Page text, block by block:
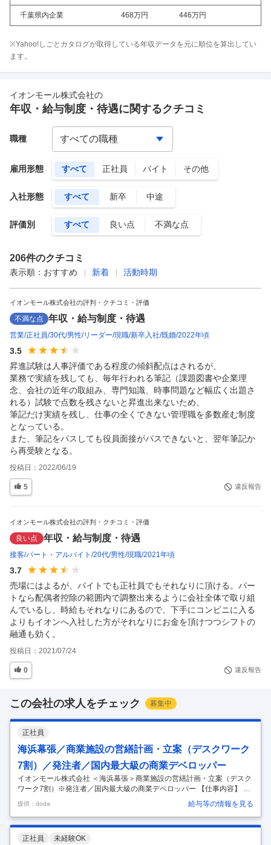
千葉県内企業 468万円 446万円
※Yahoo!しごとカタログが取得している年収データを元に順位を算出してい
ます。
イオンモール株式会社の
年収・給与制度・待遇に関するクチコミ
雇用形態 すべて 正社員 バイト その他
入社形態 すべて 新卒 中途
評価別 すべて 良い点 不満な点
職種
206件のクチコミ
表示順： おすすめ 新着 活動時期
イオンモール株式会社の評判・クチコミ・評価
不満な点 年収・給与制度・待遇
営業 正社員 30代 男性 リーダー 現職 新卒入社 既婚 2022年頃
3.5
昇進試験は人事評価である程度の傾斜配点はされるが、
業務で実績を残しても、毎年行われる筆記（課題図書や企業理
念、会社の近年の取組み、専門知識、時事問題など幅広く出題さ
れる）試験で点数を残さないと昇進出来ないため、
筆記だけ実績を残し、仕事の全くできない管理職を多数産む制度
となっている。
また、筆記をパスしても役員面接がパスできないと、翌年筆記か
ら再受験となる。
投稿日： 2022/06/19
5 違反報告
イオンモール株式会社の評判・クチコミ・評価
良い点 年収・給与制度・待遇
接客 パート・アルバイト 20代 男性 現職 2021年頃
3.7
売場にはよるが、バイトでも正社員でもそれなりに頂ける。パー
トなら配偶者控除の範囲内で調整出来るように会社全体で取り組
んでいるし、時給もそれなりにあるので、下手にコンビニに入る
よりもイオンへ入社した方がそれなりにお金を頂けつつシフトの
融通も効く。
投稿日： 2021/07/24
0 違反報告
この会社の求人をチェック 募集中
正社員
海浜幕張／商業施設の営繕計画・立案（デスクワーク
7割）／発注者／国内最大級の商業デベロッパー
イオンモール株式会社 ＜海浜幕張＞商業施設の営繕計画・立案（デスク
ワーク7割）※発注者／国内最大級の商業デベロッパー 【仕事内容】 ＜
海浜幕張＞商業施設の営繕計画・立案（デスクワーク7割）※発注者／国
内最大級の商業デベロッパー 【具体的な仕事内容】 ～施工管理経験者歓
迎／脱炭素や省エネの知見がある方歓迎／残業10～20時間程度／住宅補
助制度充実／国内最大級の商業デベロッパー～ ■業務内容： 当社が展開
する商業施設の新店・増築における設備計画や既存モールの価値向上を
提供：doda 給与等の情報を見る
正社員 未経験OK